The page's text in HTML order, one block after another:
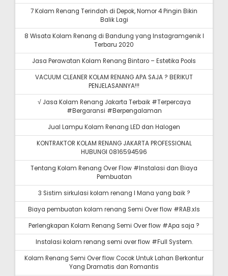
7 Kolam Renang Terindah di Depok, Nomor 4 Pingin Bikin
Balik Lagi
8 Wisata Kolam Renang di Bandung yang Instagramgenik I
Terbaru 2020
Jasa Perawatan Kolam Renang Bintaro – Estetika Pools
VACUUM CLEANER KOLAM RENANG APA SAJA ? BERIKUT
PENJELASANNYA!!!
√ Jasa Kolam Renang Jakarta Terbaik #Terpercaya
#Bergaransi #Berpengalaman
Jual Lampu Kolam Renang LED dan Halogen
KONTRAKTOR KOLAM RENANG JAKARTA PROFESSIONAL
HUBUNGI 0816594596
Tentang Kolam Renang Over Flow #Instalasi dan Biaya
Pembuatan
3 Sistim sirkulasi kolam renang I Mana yang baik ?
Biaya pembuatan kolam renang Semi Over flow #RAB.xls
Perlengkapan Kolam Renang Semi Over flow #Apa saja ?
Instalasi kolam renang semi over flow #Full System.
Kolam Renang Semi Over flow Cocok Untuk Lahan Berkontur
Yang Dramatis dan Romantis